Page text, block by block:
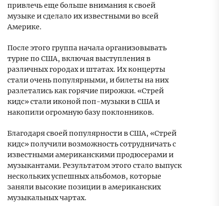
привлечь еще больше внимания к своей
музыке и сделало их известными во всей
Америке.
После этого группа начала организовывать
турне по США, включая выступления в
различных городах и штатах. Их концерты
стали очень популярными, и билеты на них
разлетались как горячие пирожки. «Стрей
кидс» стали иконой поп-музыки в США и
накопили огромную базу поклонников.
Благодаря своей популярности в США, «Стрей
кидс» получили возможность сотрудничать с
известными американскими продюсерами и
музыкантами. Результатом этого стало выпуск
нескольких успешных альбомов, которые
заняли высокие позиции в американских
музыкальных чартах.